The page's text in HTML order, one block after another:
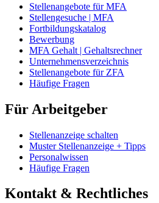
Stellenangebote für MFA
Stellengesuche | MFA
Fortbildungskatalog
Bewerbung
MFA Gehalt | Gehaltsrechner
Unternehmensverzeichnis
Stellenangebote für ZFA
Häufige Fragen
Für Arbeitgeber
Stellenanzeige schalten
Muster Stellenanzeige + Tipps
Personalwissen
Häufige Fragen
Kontakt & Rechtliches